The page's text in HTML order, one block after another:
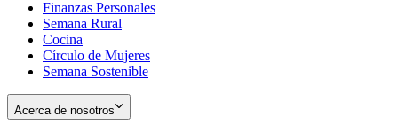
Finanzas Personales
Semana Rural
Cocina
Círculo de Mujeres
Semana Sostenible
Acerca de nosotros